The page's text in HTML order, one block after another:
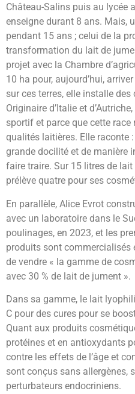
Château-Salins puis au lycée
enseigne durant 8 ans. Mais,
pendant 15 ans ; celui de la
transformation du lait de
projet avec la Chambre
10 ha pour, aujourd’hui,
sur ces terres, elle installe
Originaire d’Italie et
sportif et parce que cette
qualités laitières. Elle raconte
grande docilité et de manière
faire traire. Sur 15 litres de lait
prélève quatre pour ses
En parallèle, Alice Evrot
avec un laboratoire dans le
poulinages, en 2023, et les
produits sont commercialisés
de vendre « la gamme de
avec 30 % de lait de jument ».
Dans sa gamme, le lait
C pour des cures pour se
Quant aux produits
protéines et en antioxydants
contre les effets de l’âge et
sont conçus sans allergènes,
perturbateurs endocriniens.